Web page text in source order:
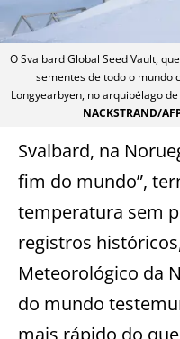
O Svalbard Global Seed Vault,
sementes de todo o mundo
Longyearbyen, no arquipélago
NACKSTRAND/
Svalbard, na
fim do mundo”,
temperatura sem
registros
Meteorológico da
do mundo
mais rápido do